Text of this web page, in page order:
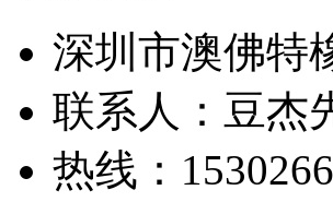
深圳市澳佛特
联系人：豆杰
热线：